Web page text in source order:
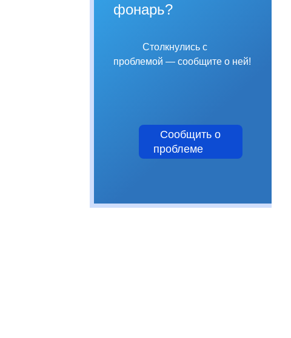
фонарь?
Столкнулись с
проблемой — сообщите о ней!
Сообщить о
проблеме